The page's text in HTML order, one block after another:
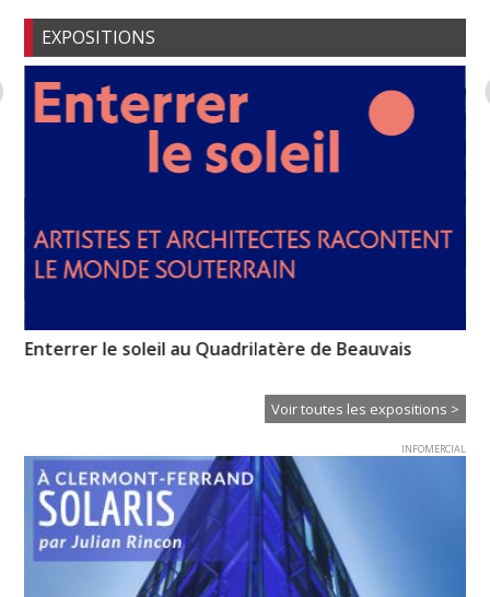
EXPOSITIONS
Enterrer le soleil au Quadrilatère de Beauvais
Voir toutes les expositions >
INFOMERCIAL